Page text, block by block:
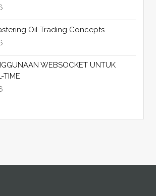
Oil Trading Concepts
WEBSOCKET UNTUK
TIME